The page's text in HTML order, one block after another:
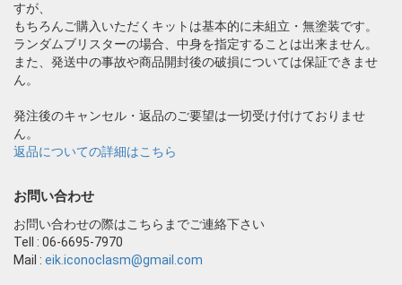
すが、
もちろんご購入いただくキットは基本的に未組立・無塗装です。
ランダムブリスターの場合、中身を指定することは出来ません。
また、発送中の事故や商品開封後の破損については保証できませ
ん。
発注後のキャンセル・返品のご要望は一切受け付けておりませ
ん。
返品についての詳細はこちら
お問い合わせ
お問い合わせの際はこちらまでご連絡下さい
Tell : 06-6695-7970
Mail : eik.iconoclasm@gmail.com